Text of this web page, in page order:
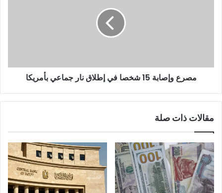
مصرع وإصابة 15 شخصا في إطلاق نار جماعي بأمريكا
مقالات ذات صلة